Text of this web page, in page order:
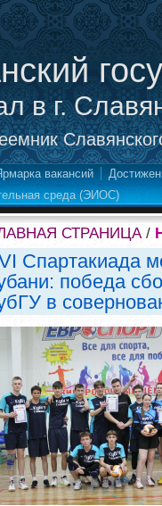
в г.
вакансий
среда (ЭИОС)
СТРАНИЦА/
Спартакиада
победа
в